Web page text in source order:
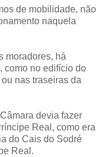
de mobilidade, não
naquela
moradores, há
como no edifício do
nas traseiras da
devia fazer
Real, como era
do Cais do Sodré
Real.